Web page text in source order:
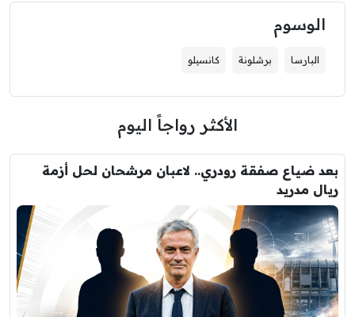
الوسوم
البارسا برشلونة كانسيلو
الأكثر رواجاً اليوم
بعد ضياع صفقة رودري.. لاعبان مرشحان لحل أزمة
ريال مدريد